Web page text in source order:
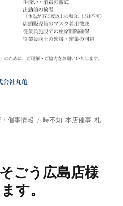
催事情報
タ
時不知,本店催事,札
ごう広島店様
す。